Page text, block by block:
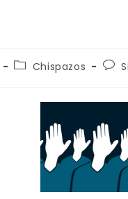
Categoría
entrada:
Chispazos